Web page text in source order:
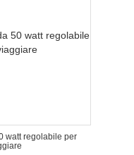
watt regolabile per